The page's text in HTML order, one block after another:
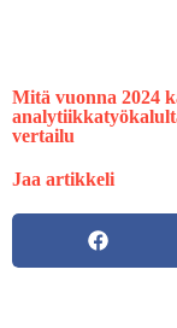
Mitä vuonna 2024
vertailu
Jaa artikkeli